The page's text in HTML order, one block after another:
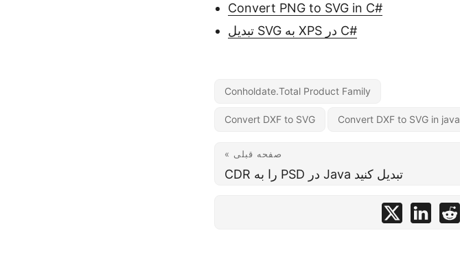
Convert PNG to SVG in C#
تبدیل SVG به XPS در C#
Conholdate.Total Product Family
Convert DXF to SVG Convert DXF to SVG in java
« صفحه قبلی
CDR را به PSD در Java تبدیل کنید